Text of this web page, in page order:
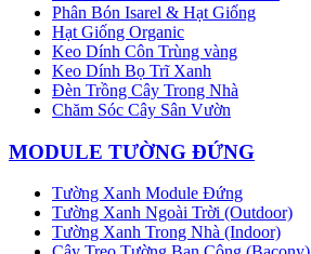
Phân Bón Isarel & Hạt Giống
Hạt Giống Organic
Keo Dính Côn Trùng vàng
Keo Dính Bọ Trĩ Xanh
Đèn Trồng Cây Trong Nhà
Chăm Sóc Cây Sân Vườn
MODULE TƯỜNG ĐỨNG
Tường Xanh Module Đứng
Tường Xanh Ngoài Trời (Outdoor)
Tường Xanh Trong Nhà (Indoor)